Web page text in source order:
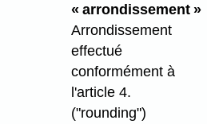
« arrondissement »
Arrondissement
effectué
conformément à
l'article 4.
("rounding")